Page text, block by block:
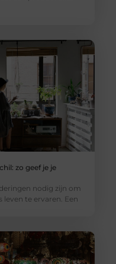
zo geef je je
nodig zijn om
leven te ervaren. Een